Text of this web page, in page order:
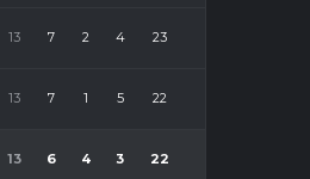
13 7 2 4 23
13 7 1 5 22
13 6 4 3 22